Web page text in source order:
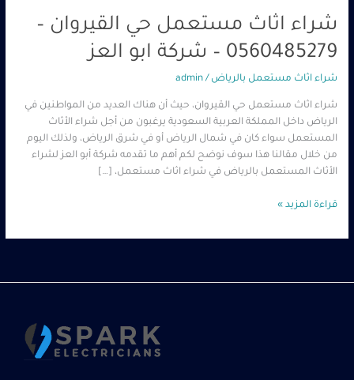
شراء اثاث مستعمل حي القيروان –
0560485279 – شركة ابو العز
شراء اثاث مستعمل بالرياض /
admin
شراء اثاث مستعمل حي القيروان، حيث أن هناك العديد من المواطنين في
الرياض داخل المملكة العربية السعودية يرغبون من أجل شراء الأثاث
المستعمل سواء كان في شمال الرياض أو في شرق الرياض، ولذلك اليوم
من خلال مقالنا هذا سوف نوضح لكم أهم ما تقدمه شركة أبو العز لشراء
الأثاث المستعمل بالرياض في شراء اثاث مستعمل، […]
قراءة المزيد »